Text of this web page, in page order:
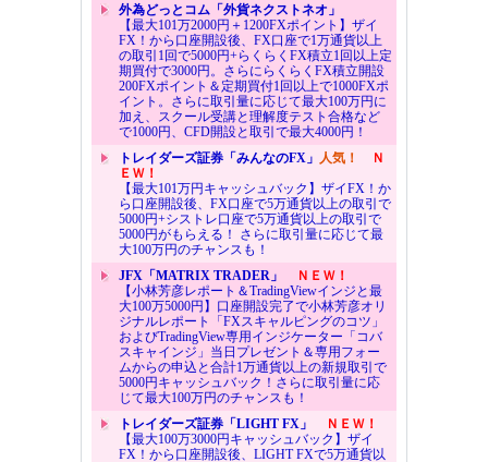
外為どっとコム「外貨ネクストネオ」
【最大101万2000円＋1200FXポイント】ザイ
FX！から口座開設後、FX口座で1万通貨以上
の取引1回で5000円+らくらくFX積立1回以上定
期買付で3000円。さらにらくらくFX積立開設
200FXポイント＆定期買付1回以上で1000FXポ
イント。さらに取引量に応じて最大100万円に
加え、スクール受講と理解度テスト合格など
で1000円、CFD開設と取引で最大4000円！
トレイダーズ証券「みんなのFX」 人気！
Ｎ
ＥＷ！
【最大101万円キャッシュバック】ザイFX！か
ら口座開設後、FX口座で5万通貨以上の取引で
5000円+シストレ口座で5万通貨以上の取引で
5000円がもらえる！ さらに取引量に応じて最
大100万円のチャンスも！
JFX「MATRIX TRADER」
ＮＥＷ！
【小林芳彦レポート＆TradingViewインジと最
大100万5000円】口座開設完了で小林芳彦オリ
ジナルレポート「FXスキャルピングのコツ」
およびTradingView専用インジケーター「コバ
スキャインジ」当日プレゼント＆専用フォー
ムからの申込と合計1万通貨以上の新規取引で
5000円キャッシュバック！さらに取引量に応
じて最大100万円のチャンスも！
トレイダーズ証券「LIGHT FX」
ＮＥＷ！
【最大100万3000円キャッシュバック】ザイ
FX！から口座開設後、LIGHT FXで5万通貨以